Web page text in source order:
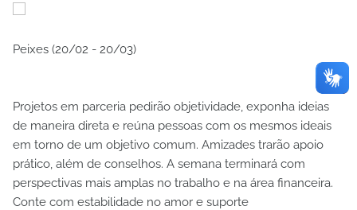
Peixes (20/02 - 20/03)
Projetos em parceria pedirão objetividade, exponha ideias
de maneira direta e reúna pessoas com os mesmos ideais
em torno de um objetivo comum. Amizades trarão apoio
prático, além de conselhos. A semana terminará com
perspectivas mais amplas no trabalho e na área financeira.
Conte com estabilidade no amor e suporte